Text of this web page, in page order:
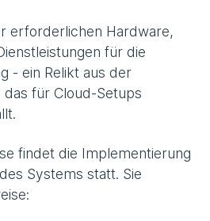
erforderlichen Hardware,
für die
- ein Relikt aus der
das für Cloud-Setups
findet die Implementierung
Systems statt. Sie